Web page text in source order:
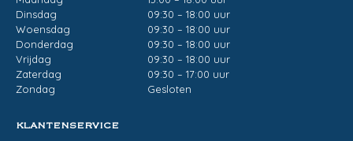
Dinsdag
09:30 – 18:00 uur
Woensdag
09:30 – 18:00 uur
Donderdag
09:30 – 18:00 uur
Vrijdag
09:30 – 18:00 uur
Zaterdag
09:30 – 17:00 uur
Zondag
Gesloten
KLANTENSERVICE